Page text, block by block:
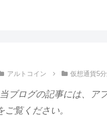
アルトコイン 仮想通貨5
当ブログの記事には、ア
ご覧ください。